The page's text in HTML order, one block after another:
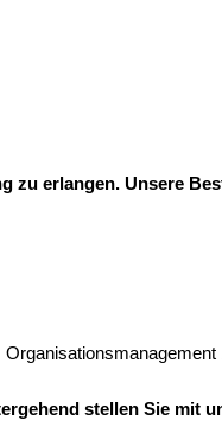
zu erlangen. Unsere
stellen Sie mit